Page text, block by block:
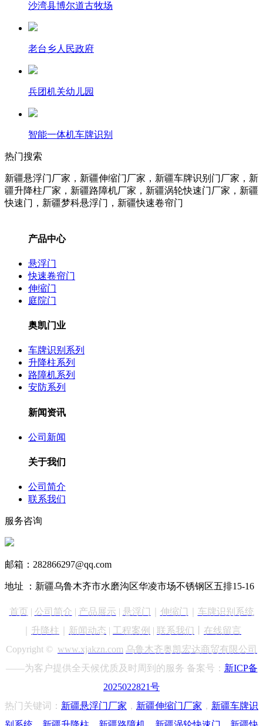
沙湾县博尔道古牧场
老台乡人民政府
兵团机关幼儿园
智能一体机车牌识别
热门搜索
新疆悬浮门厂家，新疆伸缩门厂家，新疆车牌识别门厂家，新
疆升降柱厂家 ，新疆路障机厂家 ，新疆涡轮快速门厂家 ，新疆
快速门，新疆梦科悬浮门，新疆快速卷帘门
产品中心
悬浮门
快速卷帘门
伸缩门
庭院门
奥凯门业
车牌识别系列
升降柱系列
路障机系列
安防系列
新闻资讯
公司新闻
关于我们
公司简介
联系我们
服务咨询
邮箱：282866297@qq.com
地址 ：新疆乌鲁木齐市水磨沟区华凌市场不锈钢区五排15-16
首页 | 公司简介 | 产品展示 | 悬浮门 伸缩门 车牌识别 系统
升降柱 新闻动态 | 工程案例 | 联系我们
在线留言
Copyright © www.xjakzn.com 乌鲁木齐奥凯宏达商贸有限公司
——为客户提供全天候优质及时周到的服务 备案号： 新ICP备
2025022821号
热门关键词： 新疆悬浮门厂家 ， 新疆伸缩门厂家 ， 新疆车牌识